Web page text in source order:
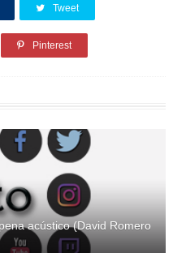
Tweet
Pinterest
acústico (David Romero